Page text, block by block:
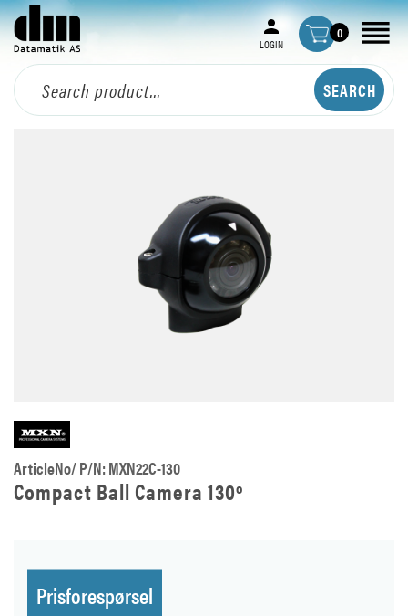
LOGIN
0
ArticleNo/ P/N: MXN22C-130
Compact Ball Camera 130º
Prisforespørsel